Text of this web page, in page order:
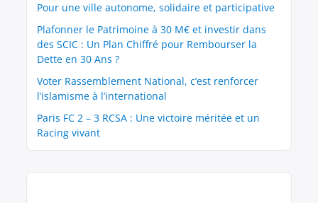
Pour une ville autonome, solidaire et participative
Plafonner le Patrimoine à 30 M€ et investir dans
des SCIC : Un Plan Chiffré pour Rembourser la
Dette en 30 Ans ?
Voter Rassemblement National, c’est renforcer
l’islamisme à l’international
Paris FC 2 – 3 RCSA : Une victoire méritée et un
Racing vivant